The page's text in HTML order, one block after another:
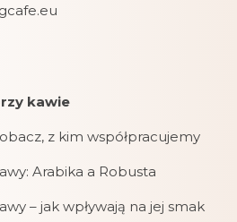
kawie
z kim współpracujemy
Arabika a Robusta
– jak wpływają na jej smak